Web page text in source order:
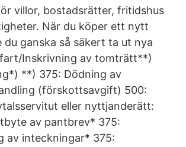
villor, bostadsrätter, fritidshus
När du köper ett nytt
du ganska så säkert ta ut nya
Inskrivning av tomträtt**)
**) 375: Dödning av
(förskottsavgift) 500:
eller nyttjanderätt:
av pantbrev* 375:
av inteckningar* 375: